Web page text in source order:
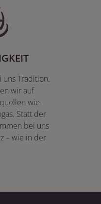
uns Tradition.
wir auf
wie
Statt der
bei uns
– wie in der